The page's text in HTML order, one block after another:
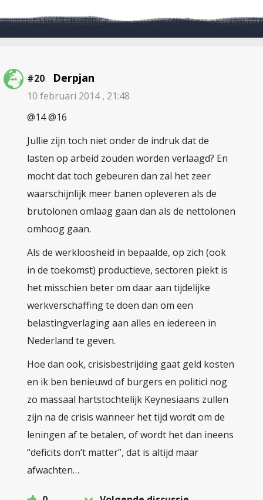
#20 Derpjan
10 februari 2014 , 21:48
@14 @16
Jullie zijn toch niet onder de indruk dat de
lasten op arbeid zouden worden verlaagd? En
mocht dat toch gebeuren dan zal het zeer
waarschijnlijk meer banen opleveren als de
brutolonen omlaag gaan dan als de nettolonen
omhoog gaan.
Als de werkloosheid in bepaalde, op zich (ook
in de toekomst) productieve, sectoren piekt is
het misschien beter om daar aan tijdelijke
werkverschaffing te doen dan om een
belastingverlaging aan alles en iedereen in
Nederland te geven.
Hoe dan ook, crisisbestrijding gaat geld kosten
en ik ben benieuwd of burgers en politici nog
zo massaal hartstochtelijk Keynesiaans zullen
zijn na de crisis wanneer het tijd wordt om de
leningen af te betalen, of wordt het dan ineens
“deficits don’t matter”, dat is altijd maar
afwachten…